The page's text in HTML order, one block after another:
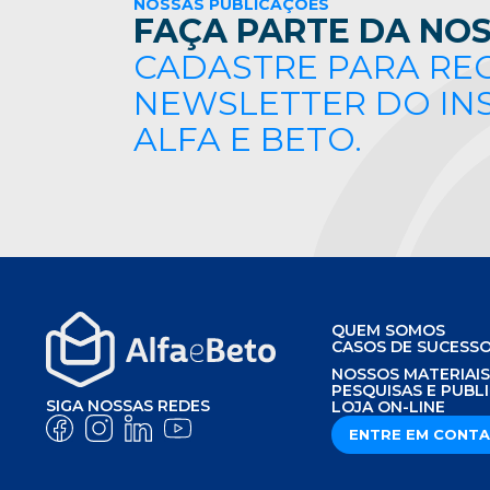
NOSSAS PUBLICAÇÕES
FAÇA PARTE DA
CADASTRE PARA
NEWSLETTER DO
ALFA E BETO.
SIGA NOSSAS REDES
QUEM SOMOS
CASOS DE
NOSSOS MATERIAIS
PESQUISAS E
LOJA ON-LINE
ENTRE EM